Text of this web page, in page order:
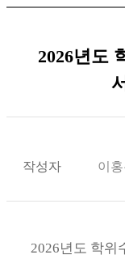
2026년도
작성자 이
2026년도 학위